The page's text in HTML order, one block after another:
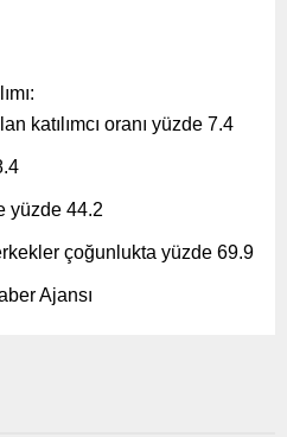
katılımcı oranı yüzde 7.4
yüzde 44.2
çoğunlukta yüzde 69.9
Ajansı